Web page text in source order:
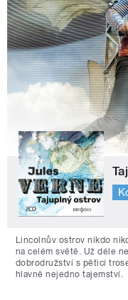
Lincolnův ostrov nikdo
na celém světě. Už déle
dobrodružství s pěticí
hlavně nejedno tajemství.